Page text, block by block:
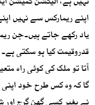
اپنے ریمارکس سے نہیں
یاد رکھے جاتے ہیں۔جن
قدروقیمت کیا ہو سکتی
آتا تو ملک کی کوئی راہ
گا کہ وہ کس طرح خود